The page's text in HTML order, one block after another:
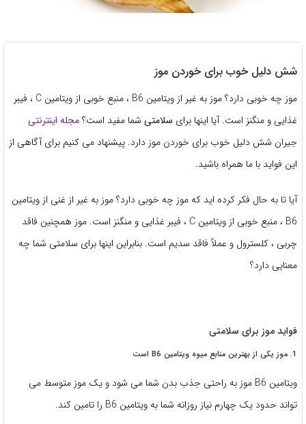
شش دلیل خوب برای خوردن موز
موز چه خوبی دارد؟ موز به غیر از ویتامین B6 ، منبع خوبی از ویتامین C ، فیبر
غذایی و منگنز است. آیا اینها برای سلامتی شما مفید است؟مجله اینترنتی
جیران شش دلیل خوب برای خوردن موز دارد. پیشنهاد می کنیم برای آگاهی از
این فواید با ما همراه باشید.
آیا تا به حال فکر کرده اید که موز چه خوبی دارد؟ موز به غیر از غنی از ویتامین
B6 ، منبع خوبی از ویتامین C ، فیبر غذایی و منگنز است. موز همچنین فاقد
چربی ، کلسترول و عملاً فاقد سدیم است. بنابراین اینها برای سلامتی شما چه
معنایی دارد؟
فواید موز برای سلامتی
1. موز یکی از بهترین منابع میوه ویتامین B6 است
ویتامین B6 موز به راحتی جذب بدن شما می شود و یک موز متوسط ​​می
تواند حدود یک چهارم نیاز روزانه شما به ویتامین B6 را تامین کند.